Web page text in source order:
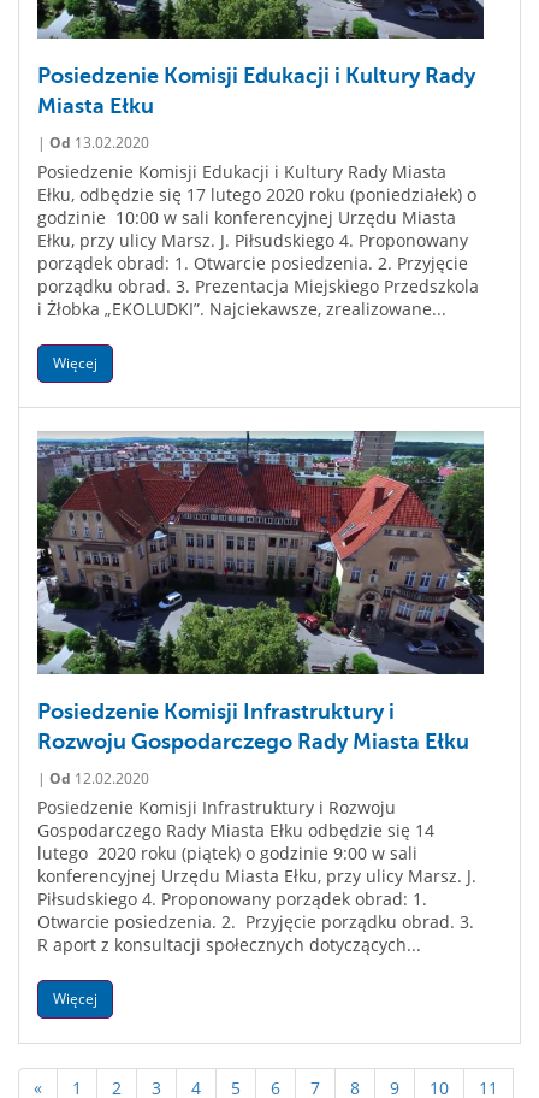
Posiedzenie Komisji Edukacji i Kultury Rady
Miasta Ełku
| Od 13.02.2020
Posiedzenie Komisji Edukacji i Kultury Rady Miasta
Ełku, odbędzie się 17 lutego 2020 roku (poniedziałek) o
godzinie 10:00 w sali konferencyjnej Urzędu Miasta
Ełku, przy ulicy Marsz. J. Piłsudskiego 4. Proponowany
porządek obrad: 1. Otwarcie posiedzenia. 2. Przyjęcie
porządku obrad. 3. Prezentacja Miejskiego Przedszkola
i Żłobka „EKOLUDKI”. Najciekawsze, zrealizowane...
Więcej
Posiedzenie Komisji Infrastruktury i
Rozwoju Gospodarczego Rady Miasta Ełku
| Od 12.02.2020
Posiedzenie Komisji Infrastruktury i Rozwoju
Gospodarczego Rady Miasta Ełku odbędzie się 14
lutego 2020 roku (piątek) o godzinie 9:00 w sali
konferencyjnej Urzędu Miasta Ełku, przy ulicy Marsz. J.
Piłsudskiego 4. Proponowany porządek obrad: 1.
Otwarcie posiedzenia. 2. Przyjęcie porządku obrad. 3.
R aport z konsultacji społecznych dotyczących...
Więcej
« 1 2 3 4 5 6 7 8 9 10 11